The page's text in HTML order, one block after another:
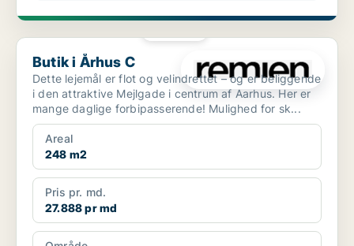
Butik i Århus C
Butik i Århus C
Dette lejemål er flot og velindrettet – og er beliggende
i den attraktive Mejlgade i centrum af Aarhus. Her er
mange daglige forbipasserende! Mulighed for sk...
Areal
248 m2
Pris pr. md.
27.888 pr md